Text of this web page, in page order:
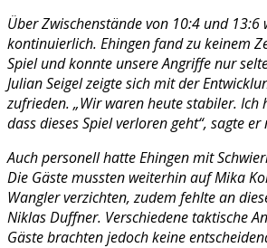
Über Zwischenstände von 10:4 und 13:6
kontinuierlich. Ehingen fand zu keinem
Spiel und konnte unsere Angriffe nur
Julian Seigel zeigte sich mit der
zufrieden. „Wir waren heute stabiler. Ich
dass dieses Spiel verloren geht“, sagte er
Auch personell hatte Ehingen mit
Die Gäste mussten weiterhin auf Mika
Wangler verzichten, zudem fehlte an
Niklas Duffner. Verschiedene taktische
Gäste brachten jedoch keine